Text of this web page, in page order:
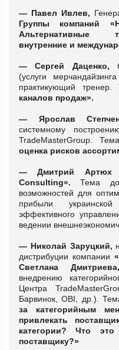
— Павел Ивлев,
Группы компаний
Альтернативные
внутренние и
—Сергей Даценко,
(услуги
практикующий
каналов продаж».
— Ярослав
системному
TradeMasterGroup.
оценка рисков
—Дмитрий Артюх
Consulting».Тема
возможностей для
прибыли
эффективного
ведении
— Николай Заруцкий,
дистрибуции компании
Светлана
внедрению
Центра
Барвинок, OBI, др.).
за категорийным
привлекать
категории? Что
поставщику?»